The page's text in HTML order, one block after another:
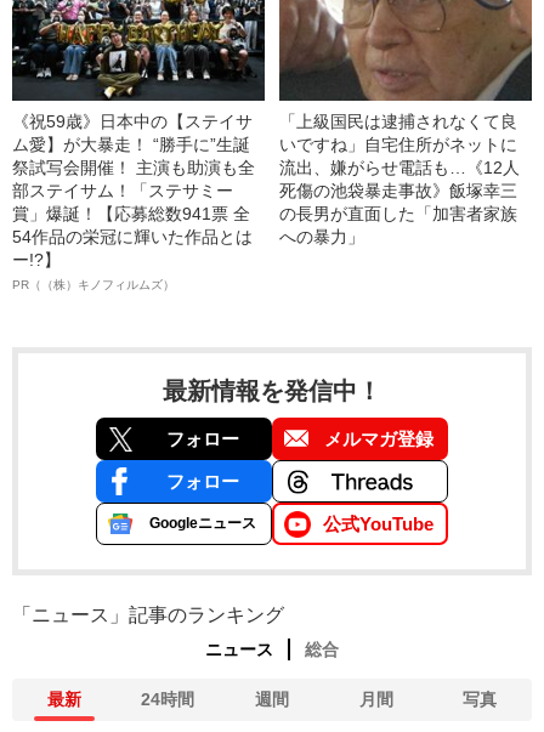
《祝59歳》日本中の【ステイサ
ム愛】が大暴走！ “勝手に”生誕
祭試写会開催！ 主演も助演も全
部ステイサム！「ステサミー
賞」爆誕！【応募総数941票 全
54作品の栄冠に輝いた作品とは
ー!?】
PR（（株）キノフィルムズ）
「上級国民は逮捕されなくて良
いですね」自宅住所がネットに
流出、嫌がらせ電話も…《12人
死傷の池袋暴走事故》飯塚幸三
の長男が直面した「加害者家族
への暴力」
最新情報を発信中！
フォロー メルマガ登録
フォロー
Googleニュース 公式YouTube
「ニュース」記事のランキング
ニュース 総合
最新 24時間 週間 月間 写真